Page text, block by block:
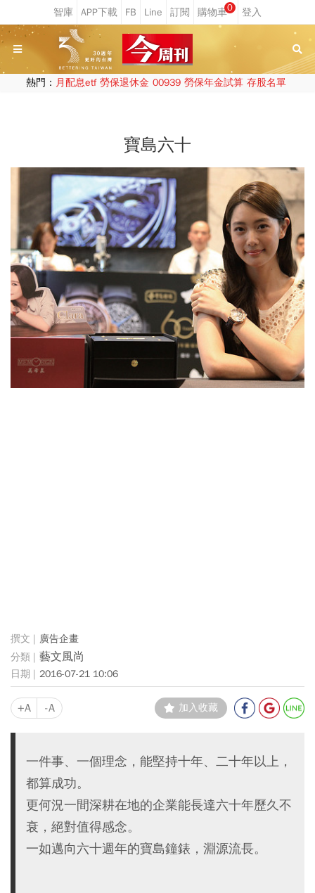
0
熱門： 月配息etf 勞保退休金 00939 勞保年金試算 存股名單
寶島六十
廣告企畫
藝文風尚
2016-07-21 10:06
+A -A 加入收藏
一件事、一個理念，能堅持十年、二十年以上，
都算成功。
更何況一間深耕在地的企業能長達六十年歷久不
衰，絕對值得感念。
一如邁向六十週年的寶島鐘錶，淵源流長。